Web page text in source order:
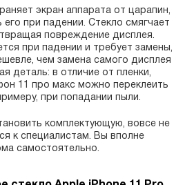
экран аппарата от царапин,
при падении. Стекло смягчает
повреждение дисплея.
при падении и требует замены,
чем замена самого дисплея
деталь: в отличие от пленки,
11 про макс можно переклеить
при попадании пыли.
комплектующую, вовсе не
к специалистам. Вы вполне
самостоятельно.